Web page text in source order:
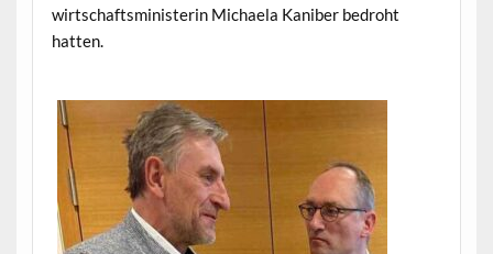
wirtschaftsmin­is­terin Michaela Kaniber bedro­ht
hatten.